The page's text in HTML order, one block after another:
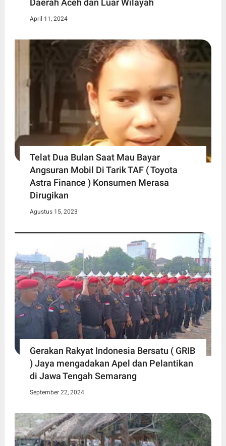
April 11, 2024
Telat Dua Bulan Saat Mau Bayar
Angsuran Mobil Di Tarik TAF ( Toyota
Astra Finance ) Konsumen Merasa
Dirugikan
Agustus 15, 2023
Gerakan Rakyat Indonesia Bersatu ( GRIB
) Jaya mengadakan Apel dan Pelantikan
di Jawa Tengah Semarang
September 22, 2024